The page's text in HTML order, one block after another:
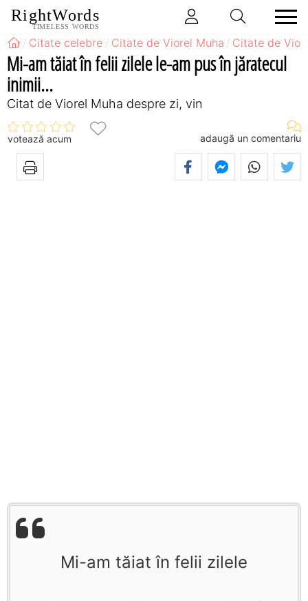
RightWords
TIMELESS WORDS
Citate celebre Citate de Viorel Muha Citate de
Mi-am tăiat în felii zilele le-am pus în jăratecul
inimii...
Citat de Viorel Muha despre zi, vin
votează acum adaugă un comentariu
Mi-am tăiat în felii zilele